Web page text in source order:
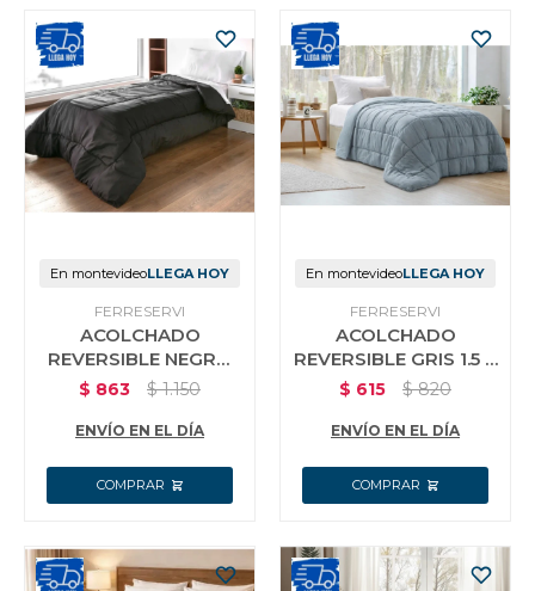
En montevideoLLEGA HOY
FERRESERVI
ACOLCHADO
REVERSIBLE NEGRO
1.5 X 2 MT 1 PLAZA
$ 863 $ 1.150
ENVÍO EN EL DÍA
En montevideoLLEGA HOY
FERRESERVI
ACOLCHADO
REVERSIBLE GRIS 1.5 X
2 MT 1 PLAZA
$ 615 $ 820
ENVÍO EN EL DÍA
Deportes
Camping
Jardín y Aire Libre
Mascotas
Bazar
Juguetes y artículos para bebé